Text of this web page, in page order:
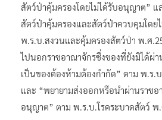
สัตว์ป่าคุ้มครองโดยไม่ได้รับอนุญาต” แ
สัตว์ป่าคุ้มครองและสัตว์ป่าควบคุมโดย
พ.ร.บ.สงวนและคุ้มครองสัตว์ป่า พ.ศ
ไปนอกราชอาณาจักรซึ่งของที่ยังมิได้ผ่
เป็นของต้องห้ามต้องกำกัด” ตาม พ.ร.
และ “พยายามส่งออกหรือนำผ่านราชอ
อนุญาต” ตาม พ.ร.บ.โรคระบาดสัตว์ พ